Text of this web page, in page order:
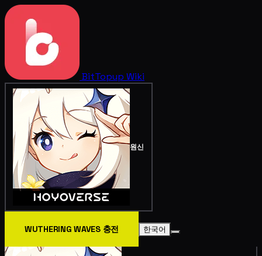
BitTopup Wiki
원신
WUTHERING WAVES 충전 한국어